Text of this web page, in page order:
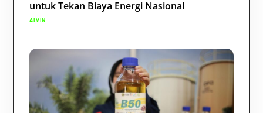
untuk Tekan Biaya Energi Nasional
ALVIN